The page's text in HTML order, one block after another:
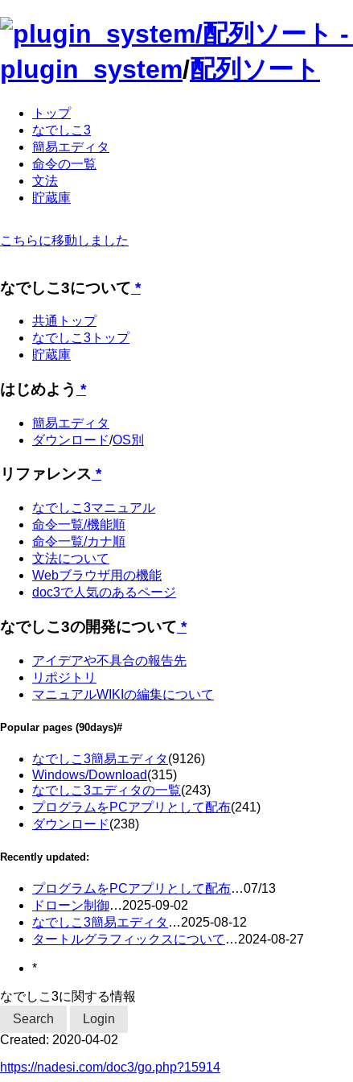
plugin_system/配列ソート
トップ
なでしこ3
簡易エディタ
命令の一覧
文法
貯蔵庫
こちらに移動しました
なでしこ3について *
共通トップ
なでしこ3トップ
貯蔵庫
はじめよう *
簡易エディタ
ダウンロード/OS別
リファレンス *
なでしこ3マニュアル
命令一覧/機能順
命令一覧/カナ順
文法について
Webブラウザ用の機能
doc3で人気のあるページ
なでしこ3の開発について *
アイデアや不具合の報告先
リポジトリ
マニュアルWIKIの編集について
Popular pages (90days)#
なでしこ3簡易エディタ(9126)
Windows/Download(315)
なでしこ3エディタの一覧(243)
プログラムをPCアプリとして配布(241)
ダウンロード(238)
Recently updated:
プログラムをPCアプリとして配布…07/13
ドローン制御…2025-09-02
なでしこ3簡易エディタ …2025-08-12
タートルグラフィックスについて …2024-08-27
*
なでしこ3に関する情報
Search
Login
Created: 2020-04-02
https://nadesi.com/doc3/go.php?15914